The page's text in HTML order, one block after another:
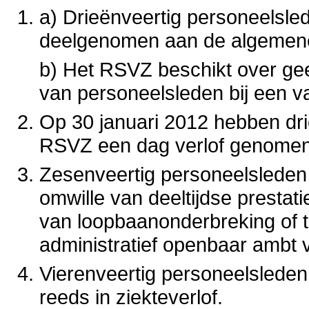
a) Drieënveertig
deelgenomen aan de
b) Het RSVZ beschikt over
van personeelsleden bij een
Op 30 januari 2012 hebben
RSVZ een dag verlof
Zesenveertig
omwille van deeltijdse
van loopbaanonderbreking of
administratief openbaar ambt
Vierenveertig
reeds in ziekteverlof.